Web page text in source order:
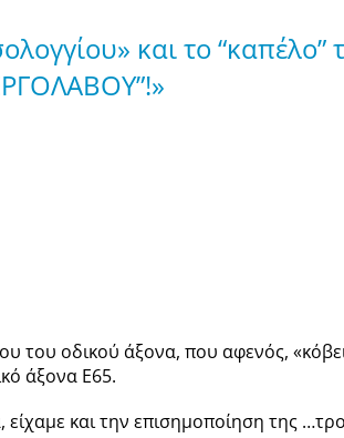
και το “καπέλο”
του οδικού άξονα, που αφενός,
άξονα Ε65.
και την επισημοποίηση της